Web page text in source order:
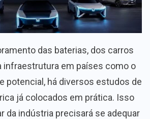
das baterias, dos carros
infraestrutura em países como o
potencial, há diversos estudos de
já colocados em prática. Isso
da indústria precisará se adequar